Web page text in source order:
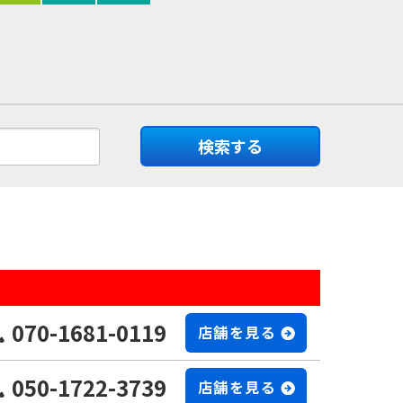
検索する
070-1681-0119 店舗を見る
050-1722-3739 店舗を見る